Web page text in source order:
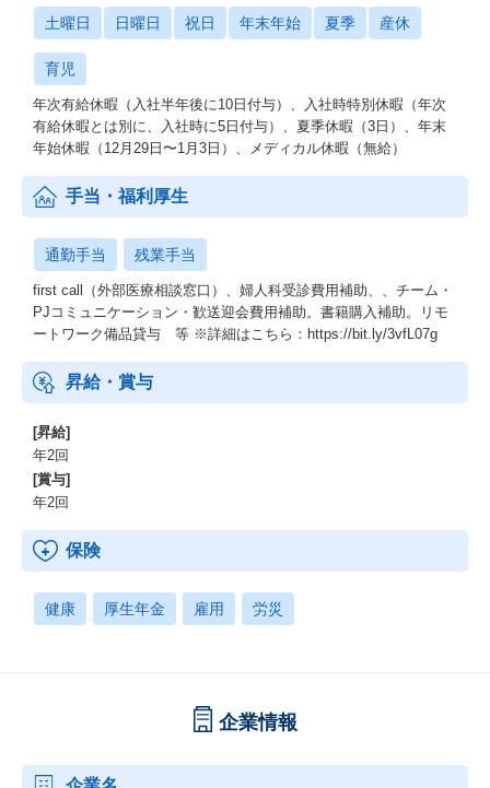
こうした背景のもと、2026年1月にAI Engineeringチームを新たに
立ち上げました。
AI Engineeringは、
各サービスチームの中でAIを活用した機能の検証や開発を行うこ
とに加え、
そうした機能の評価・運用を支える共通基盤の整備や、
中長期的な競争力につながるAI技術の継続的な研究開発を通じ
て、
各サービスチームがAIを継続的に価値へと変えられる状態を実現
することを目的としています。
本ポジションでは、AI Engineeringチームの初期メンバーとして、
サービスチームと並走しながら、
AI機能の検証から開発、運用・改善までを前に進めていくAI エン
土曜日 日曜日 祝日 年末年始 夏季 産休
育児
年次有給休暇（入社半年後に10日付与）、入社時特別休暇（年次
有給休暇とは別に、入社時に5日付与）、夏季休暇（3日）、年末
年始休暇（12月29日〜1月3日）、メディカル休暇（無給）
手当・福利厚生
通勤手当 残業手当
first call（外部医療相談窓口）、婦人科受診費用補助、、チーム・
PJコミュニケーション・歓送迎会費用補助。書籍購入補助。リモ
ートワーク備品貸与 等 ※詳細はこちら：https://bit.ly/3vfL07g
昇給・賞与
[昇給]
年2回
[賞与]
年2回
保険
健康 厚生年金 雇用 労災
企業情報